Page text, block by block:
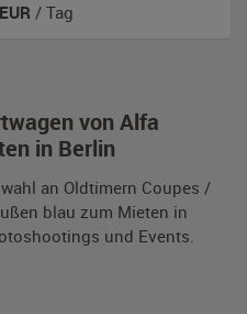
von Alfa
in Berlin
an Oldtimern Coupes /
blau zum Mieten in
und Events.
EUR / Tag